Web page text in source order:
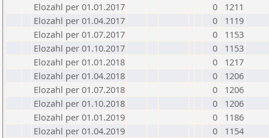
Elozahl per 01.01.2017
0
1211
Elozahl per 01.04.2017
0
1119
Elozahl per 01.07.2017
0
1153
Elozahl per 01.10.2017
0
1153
Elozahl per 01.01.2018
0
1217
Elozahl per 01.04.2018
0
1206
Elozahl per 01.07.2018
0
1206
Elozahl per 01.10.2018
0
1206
Elozahl per 01.01.2019
0
1186
Elozahl per 01.04.2019
0
1154